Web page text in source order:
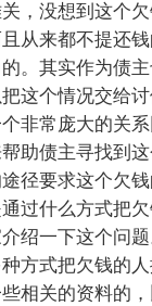
，没想到这个
从来都不提还
。其实作为债
这个情况交给
非常庞大的关
助债主寻找到
径要求这个欠
过什么方式把欠
绍一下这个问题
方式把欠钱的
相关的资料的